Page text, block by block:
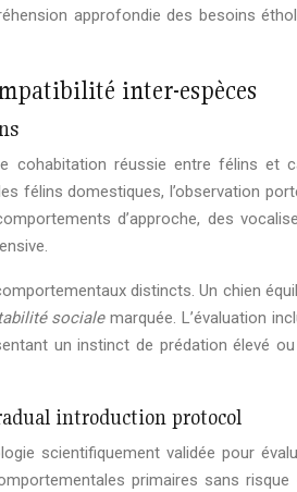
approfondie des besoins
inter-espèces
cohabitation réussie entre félins
félins domestiques, l’observation
d’approche, des
distincts. Un chien
socialemarquée. L’évaluation
un instinct de prédation élevé
introduction protocol
scientifiquement validée pour
primaires sans